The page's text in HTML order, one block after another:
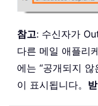
참고: 수신자가
다른 메일 애플리
에는 “공개되지
이 표시됩니다。